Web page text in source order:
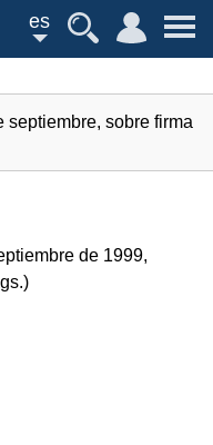
es
septiembre, sobre firma
de 1999,
)